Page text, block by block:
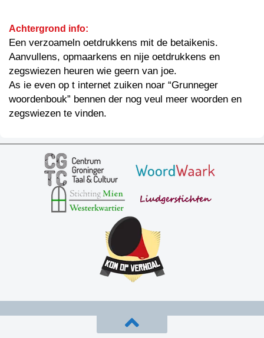
Achtergrond info:
Een verzoameln oetdrukkens mit de betaikenis.
Aanvullens, opmaarkens en nije oetdrukkens en
zegswiezen heuren wie geern van joe.
As ie even op t internet zuiken noar “Grunneger
woordenbouk” bennen der nog veul meer woorden en
zegswiezen te vinden.